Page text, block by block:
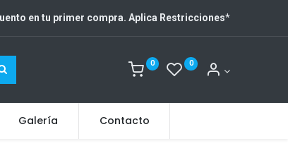
en tu primer compra. Aplica Restricciones*
0 0
Galería Contacto